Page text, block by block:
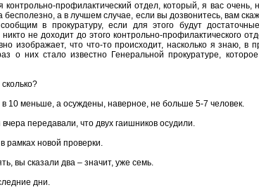
контрольно-профилактический отдел, который, я вас очень,
бесполезно, а в лучшем случае, если вы дозвонитесь, вам
сообщим в прокуратуру, если для этого будут
никто не доходит до этого контрольно-профилактического
изображает, что что-то происходит, насколько я знаю,
о них стало известно Генеральной прокуратуре,
в 10 меньше, а осуждены, наверное, не больше 5-7 человек.
вчера передавали, что двух гаишников осудили.
рамках новой проверки.
вы сказали два – значит, уже семь.
дни.